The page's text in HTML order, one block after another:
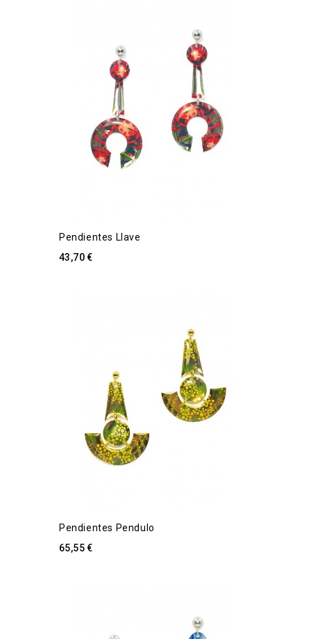
Pendientes Llave
43,70 €
Pendientes Pendulo
65,55 €